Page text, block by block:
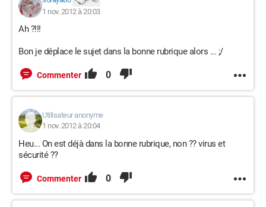
1 nov. 2012 à 20:03
Ah ?!!!
Bon je déplace le sujet dans la bonne rubrique alors ... ;/
Commenter 0
Utilisateur anonyme
1 nov. 2012 à 20:04
Heu... On est déjà dans la bonne rubrique, non ?? virus et
sécurité ??
Commenter 0